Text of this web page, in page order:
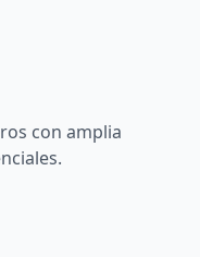
con amplia